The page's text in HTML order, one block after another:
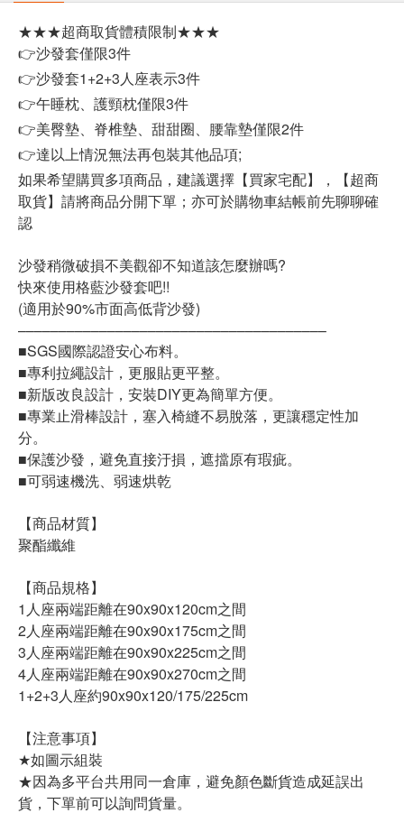
★★★超商取貨體積限制★★★
👉沙發套僅限3件
👉沙發套1+2+3人座表示3件
👉午睡枕、護頸枕僅限3件
👉美臀墊、脊椎墊、甜甜圈、腰靠墊僅限2件
👉達以上情況無法再包裝其他品項;
如果希望購買多項商品，建議選擇【買家宅配】，【超商
取貨】請將商品分開下單；亦可於購物車結帳前先聊聊確
認
沙發稍微破損不美觀卻不知道該怎麼辦嗎?
快來使用格藍沙發套吧!!
(適用於90%市面高低背沙發)
––––––––––––––––––––––––––––––––––––––
■SGS國際認證安心布料。
■專利拉繩設計，更服貼更平整。
■新版改良設計，安裝DIY更為簡單方便。
■專業止滑棒設計，塞入椅縫不易脫落，更讓穩定性加
分。
■保護沙發，避免直接汙損，遮擋原有瑕疵。
■可弱速機洗、弱速烘乾
【商品材質】
聚酯纖維
【商品規格】
1人座兩端距離在90x90x120cm之間
2人座兩端距離在90x90x175cm之間
3人座兩端距離在90x90x225cm之間
4人座兩端距離在90x90x270cm之間
1+2+3人座約90x90x120/175/225cm
【注意事項】
★如圖示組裝
★因為多平台共用同一倉庫，避免顏色斷貨造成延誤出
貨，下單前可以詢問貨量。